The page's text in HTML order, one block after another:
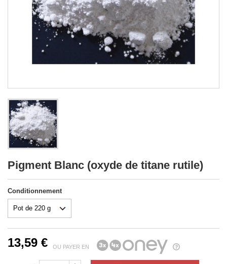
Pigment Blanc (oxyde de titane rutile)
Conditionnement
13,59 € OU PAYER EN